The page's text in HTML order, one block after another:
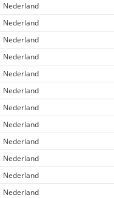
Nederland
Nederland
Nederland
Nederland
Nederland
Nederland
Nederland
Nederland
Nederland
Nederland
Nederland
Nederland